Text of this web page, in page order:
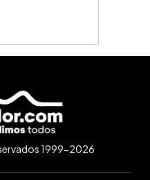
1999-2026